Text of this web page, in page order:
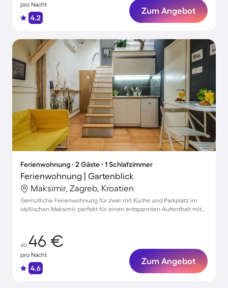
pro Nacht
4.2
Zum Angebot
Ferienwohnung ∙ 2 Gäste ∙ 1 Schlafzimmer
Ferienwohnung | Gartenblick
Maksimir, Zagreb, Kroatien
Gemütliche Ferienwohnung für zwei mit Küche und Parkplatz im
idyllischen Maksimir, perfekt für einen entspannten Aufenthalt mit
ab 46 €
pro Nacht
4.6
Zum Angebot